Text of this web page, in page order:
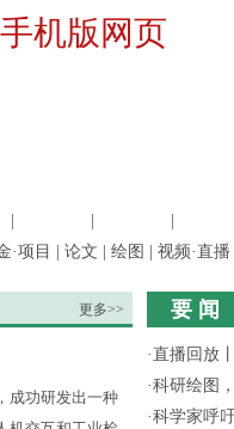
机版网页
·项目 论文 绘图 视频·直播
更多>>
成功研发出一种
要 闻
·直播回放
·科研绘图
·科学家呼